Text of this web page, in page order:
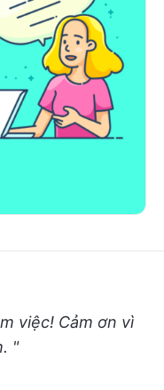
việc! Cảm ơn vì
"